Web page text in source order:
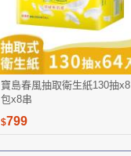
寶島春風抽取衛生紙130抽x8
包x8串
$799